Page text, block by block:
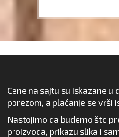
Cene na sajtu su iskazane
porezom, a plaćanje se vrši
Nastojimo da budemo što
proizvoda, prikazu slika i